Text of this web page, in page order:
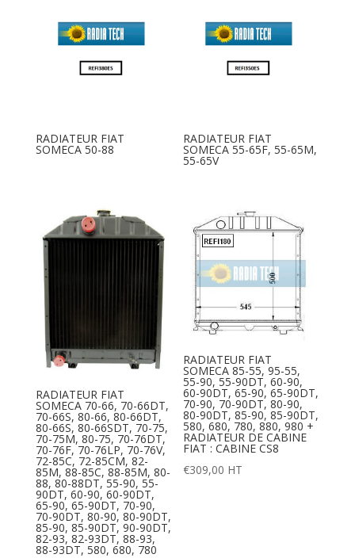
RADIATEUR FIAT
SOMECA 50-88
RADIATEUR FIAT
SOMECA 55-65F, 55-65M,
55-65V
RADIATEUR FIAT
SOMECA 70-66, 70-66DT,
70-66S, 80-66, 80-66DT,
80-66S, 80-66SDT, 70-75,
70-75M, 80-75, 70-76DT,
70-76F, 70-76LP, 70-76V,
72-85C, 72-85CM, 82-
85M, 88-85C, 88-85M, 80-
88, 80-88DT, 55-90, 55-
90DT, 60-90, 60-90DT,
65-90, 65-90DT, 70-90,
70-90DT, 80-90, 80-90DT,
85-90, 85-90DT, 90-90DT,
82-93, 82-93DT, 88-93,
88-93DT, 580, 680, 780
RADIATEUR FIAT
SOMECA 85-55, 95-55,
55-90, 55-90DT, 60-90,
60-90DT, 65-90, 65-90DT,
70-90, 70-90DT, 80-90,
80-90DT, 85-90, 85-90DT,
580, 680, 780, 880, 980 +
RADIATEUR DE CABINE
FIAT : CABINE CS8
€309,00 HT